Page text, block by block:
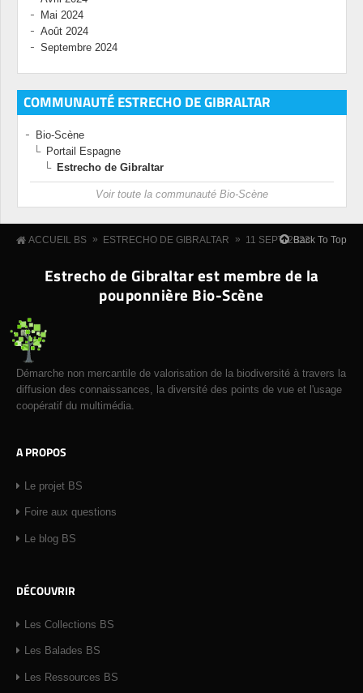
Mai 2024
Août 2024
Septembre 2024
COMMUNAUTÉ ESTRECHO DE GIBRALTAR
Bio-Scène
Portail Espagne
Estrecho de Gibraltar
Voir toute la communauté Bio-Scène
ACCUEIL BS » ESTRECHO DE GIBRALTAR » 11 SEPT. 2023Back To Top
Estrecho de Gibraltar est membre de la
pouponnière Bio-Scène
Démarche non mercantile de valorisation de la biodiversité à travers la
diffusion des connaissances, la diversité des points de vue et l'usage
coopératif du multimédia.
A PROPOS
Le projet BS
Foire aux questions
Le blog BS
DÉCOUVRIR
Les Collections BS
Les Balades BS
Les Ressources BS